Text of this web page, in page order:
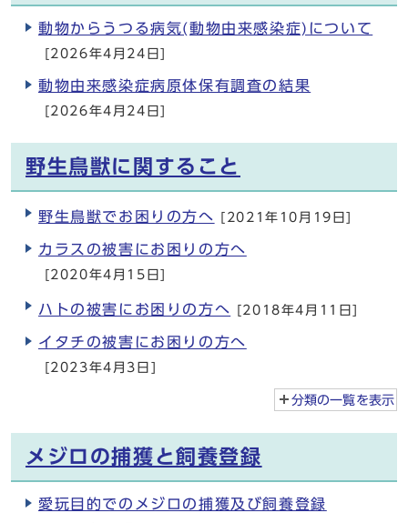
動物からうつる病気(動物由来感染症)について
[2026年4月24日]
動物由来感染症病原体保有調査の結果
[2026年4月24日]
野生鳥獣に関すること
野生鳥獣でお困りの方へ [2021年10月19日]
カラスの被害にお困りの方へ
[2020年4月15日]
ハトの被害にお困りの方へ [2018年4月11日]
イタチの被害にお困りの方へ
[2023年4月3日]
分類の一覧を表示
メジロの捕獲と飼養登録
愛玩目的でのメジロの捕獲及び飼養登録